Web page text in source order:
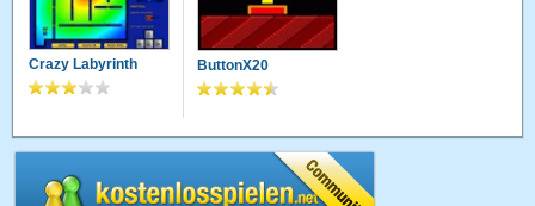
Crazy Labyrinth ButtonX20